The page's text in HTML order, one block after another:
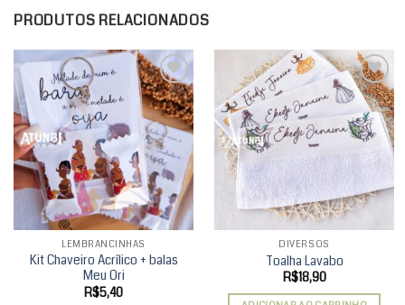
PRODUTOS RELACIONADOS
Add to
wishlist
LEMBRANCINHAS
Kit Chaveiro Acrílico + balas
Meu Ori
R$5,40
Add to
wishlist
DIVERSOS
Toalha Lavabo
R$18,90